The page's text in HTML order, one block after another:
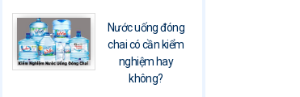
Nước uống đóng
chai có cần kiểm
nghiệm hay
không?